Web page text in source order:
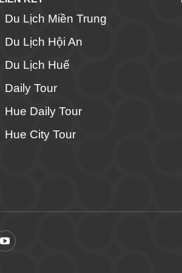
Du Lịch Miền Trung
Du Lịch Hội An
Du Lịch Huế
Daily Tour
Hue Daily Tour
Hue City Tour